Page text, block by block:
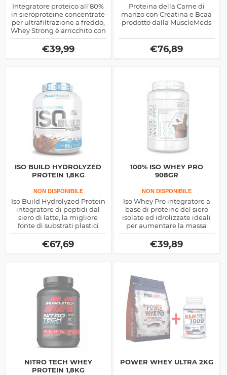
Integratore proteico all'80%
in sieroproteine concentrate
per ultrafiltrazione a freddo,
Whey Strong è arricchito con
glutammina, leucina e
taurina
€39,99
Proteina della Carne di
manzo con Creatina e Bcaa
prodotto dalla MuscleMeds
€76,89
ISO BUILD HYDROLYZED
PROTEIN 1,8KG
NON DISPONIBILE
Iso Build Hydrolyzed Protein
integratore di peptidi dal
siero di latte, la migliore
fonte di substrati plastici
esistente, massima velocità
di rilascio e zero zuccheri e
grassi saturi, ottima post
€67,69
100% ISO WHEY PRO
908GR
NON DISPONIBILE
Iso Whey Pro integratore a
base di proteine del siero
isolate ed idrolizzate ideali
per aumentare la massa
muscolare prodotte dalla
Pharmapure
€39,89
NITRO TECH WHEY
PROTEIN 1,8KG
POWER WHEY ULTRA 2KG